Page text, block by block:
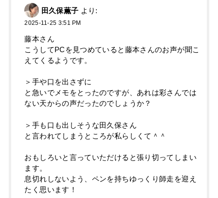
田久保薫子 より:
2025-11-25 3:51 PM
藤本さん
こうしてPCを見つめていると藤本さんのお声が聞こ
えてくるようです。
＞手や口を出さずに
と急いでメモをとったのですが、あれは彩さんでは
ない天からの声だったのでしょうか？
＞手も口も出しそうな田久保さん
と言われてしまうところが私らしくて＾＾
おもしろいと言っていただけると張り切ってしまい
ます。
息切れしないよう、ペンを持ちゆっくり師走を迎え
たく思います！